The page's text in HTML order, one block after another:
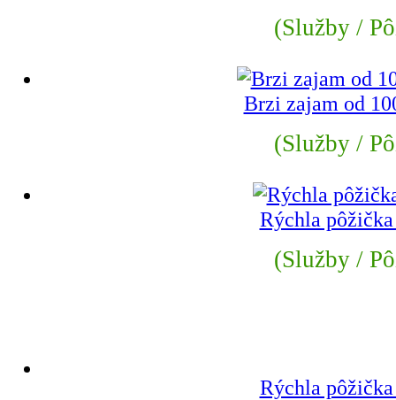
(Služby /
Brzi zajam od
(Služby /
Rýchla
(Služby /
Rýchla